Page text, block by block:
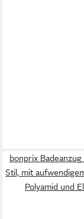
bonprix
Stil, mit
Polyamid und